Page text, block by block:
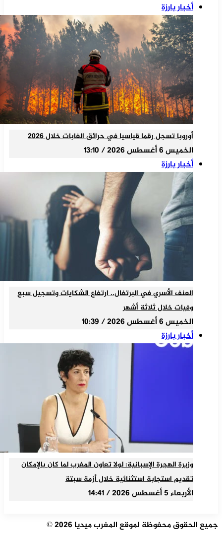
أخبار بارزة
أوروبا تسجل رقما قياسيا في حرائق الغابات خلال 2026
الخميس 6 أغسطس 2026 / 13:10
أخبار بارزة
العنف الأسري في البرتغال.. ارتفاع الشكايات وتسجيل سبع
وفيات خلال ثلاثة أشهر
الخميس 6 أغسطس 2026 / 10:39
أخبار بارزة
وزيرة الهجرة الإسبانية: لولا تعاون المغرب لما كان بالإمكان
تقديم استجابة استثنائية خلال أزمة سبتة
الأربعاء 5 أغسطس 2026 / 14:41
جميع الحقوق محفوظة لموقع المغرب ميديا 2026 ©